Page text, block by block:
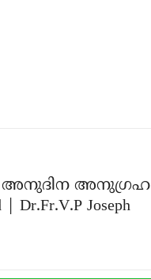
അനുദിന അനുഗ്രഹ
Joseph